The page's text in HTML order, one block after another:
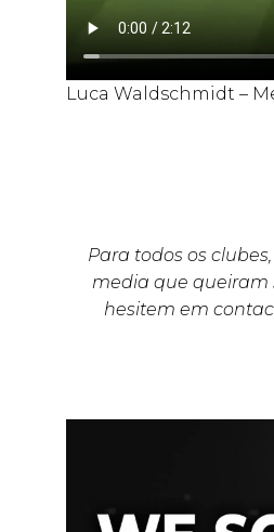
Luca Waldschmidt –
Para todos os
media que queiram
hesitem em